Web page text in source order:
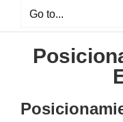
Go to...